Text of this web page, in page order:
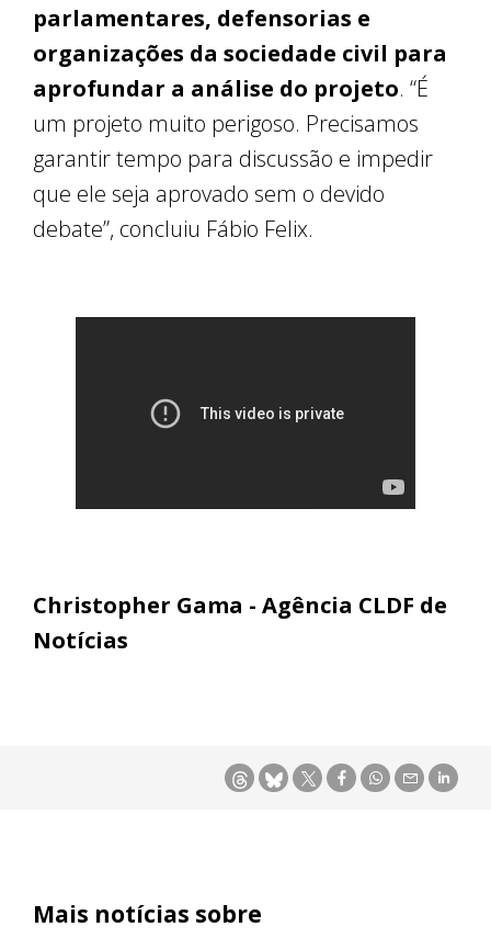
parlamentares, defensorias e
organizações da sociedade civil para
aprofundar a análise do projeto. “É
um projeto muito perigoso. Precisamos
garantir tempo para discussão e impedir
que ele seja aprovado sem o devido
debate”, concluiu Fábio Felix.
Christopher Gama - Agência CLDF de
Notícias
Mais notícias sobre